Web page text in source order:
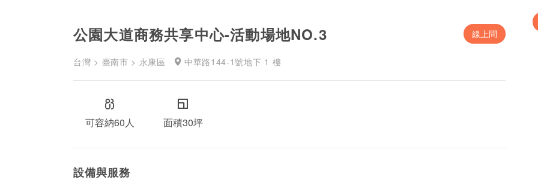
公園大道商務共享中心-活動場地NO.3 線上問
台灣 > 臺南市 > 永康區 中華路144-1號地下 1 樓
可容納60人 面積30坪
設備與服務